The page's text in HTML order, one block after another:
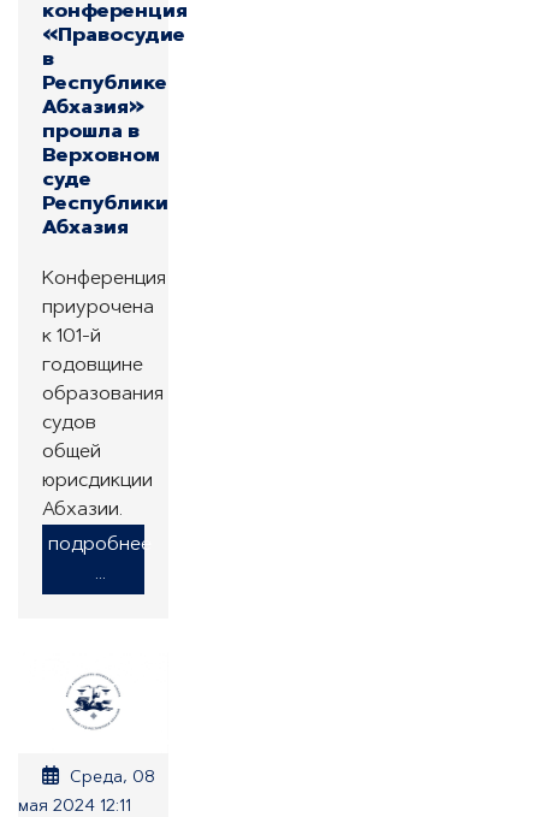
конференция
«Правосудие
в
Республике
Абхазия»
прошла в
Верховном
суде
Республики
Абхазия
Конференция
приурочена
к 101-й
годовщине
образования
судов
общей
юрисдикции
Абхазии.
подробнее
...
Среда, 08
мая 2024 12:11